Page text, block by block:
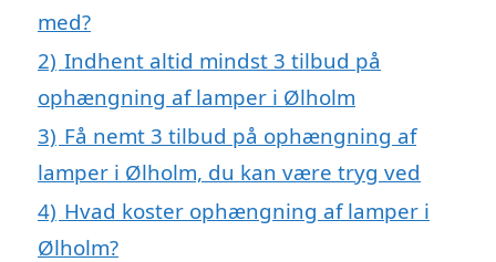
med?
2) Indhent altid mindst 3 tilbud på
ophængning af lamper i Ølholm
3) Få nemt 3 tilbud på ophængning af
lamper i Ølholm, du kan være tryg ved
4) Hvad koster ophængning af lamper i
Ølholm?